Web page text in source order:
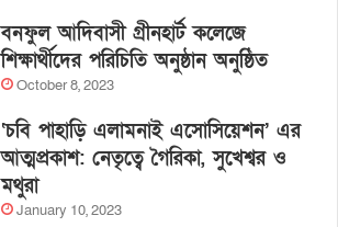
বনফুল আদিবাসী গ্রীনহার্ট কলেজে
শিক্ষার্থীদের পরিচিতি অনুষ্ঠান অনুষ্ঠিত
October 8, 2023
‘চবি পাহাড়ি এলামনাই এসোসিয়েশন’ এর
আত্মপ্রকাশ: নেতৃত্বে গৈরিকা, সুখেশ্বর ও
মথুরা
January 10, 2023